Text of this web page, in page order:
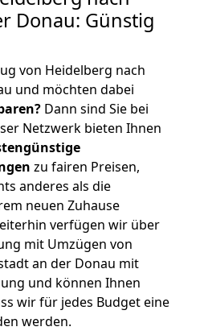
Donau: Günstig
von Heidelberg nach
und möchten dabei
Dann sind Sie bei
Netzwerk bieten Ihnen
zu fairen Preisen,
anderes als die
neuen Zuhause
verfügen wir über
mit Umzügen von
an der Donau mit
und können Ihnen
wir für jedes Budget eine
werden.